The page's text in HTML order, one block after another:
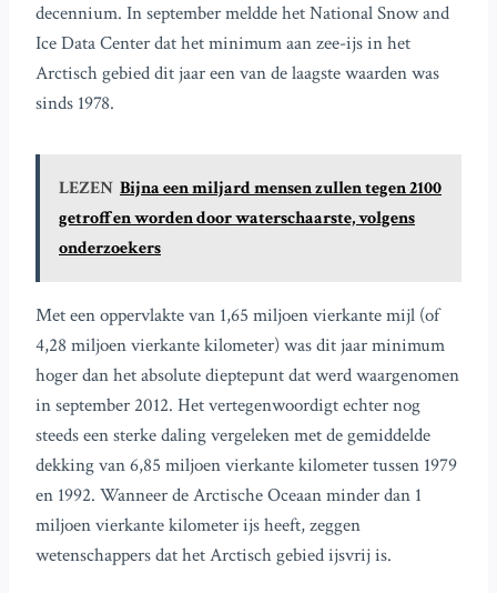
decennium. In september meldde het National Snow and
Ice Data Center dat het minimum aan zee-ijs in het
Arctisch gebied dit jaar een van de laagste waarden was
sinds 1978.
LEZEN Bijna een miljard mensen zullen tegen 2100
getroffen worden door waterschaarste, volgens
onderzoekers
Met een oppervlakte van 1,65 miljoen vierkante mijl (of
4,28 miljoen vierkante kilometer) was dit jaar minimum
hoger dan het absolute dieptepunt dat werd waargenomen
in september 2012. Het vertegenwoordigt echter nog
steeds een sterke daling vergeleken met de gemiddelde
dekking van 6,85 miljoen vierkante kilometer tussen 1979
en 1992. Wanneer de Arctische Oceaan minder dan 1
miljoen vierkante kilometer ijs heeft, zeggen
wetenschappers dat het Arctisch gebied ijsvrij is.